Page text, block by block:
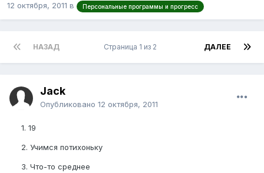
12 октября, 2011 в Персональные программы и прогресс
НАЗАД ДАЛЕЕ
Страница 1 из 2
Jack
Опубликовано 12 октября, 2011
1. 19
2. Учимся потихоньку
3. Что-то среднее